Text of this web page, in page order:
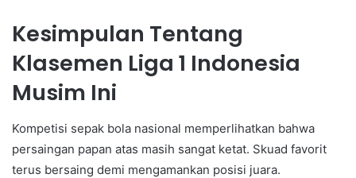
Kesimpulan Tentang
Klasemen Liga 1 Indonesia
Musim Ini
Kompetisi sepak bola nasional memperlihatkan bahwa
persaingan papan atas masih sangat ketat. Skuad favorit
terus bersaing demi mengamankan posisi juara.